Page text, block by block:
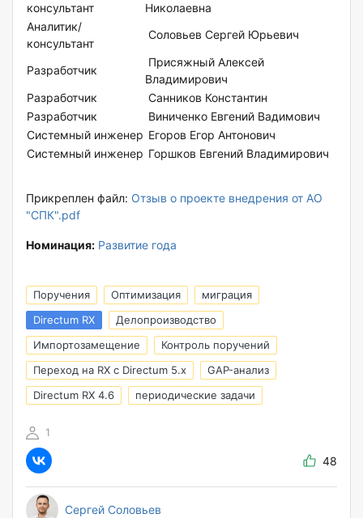
консультант
Николаевна
Аналитик/
консультант
Соловьев Сергей Юрьевич
Разработчик
Присяжный Алексей
Владимирович
Разработчик
Санников Константин
Разработчик
Виниченко Евгений Вадимович
Системный инженер Егоров Егор Антонович
Системный инженер Горшков Евгений Владимирович
Прикреплен файл: Отзыв о проекте внедрения от АО
"СПК".pdf
Номинация: Развитие года
Поручения Оптимизация
миграция
Directum RX
Делопроизводство
Импортозамещение
Контроль поручений
Переход на RX с Directum 5.х
GAP-анализ
Directum RX 4.6
периодические задачи
1
48
Сергей Соловьев